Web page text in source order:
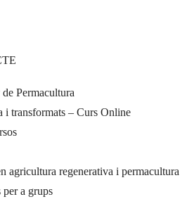
Permacultura
i transformats – Curs Online
agricultura regenerativa i permacultura
per a grups